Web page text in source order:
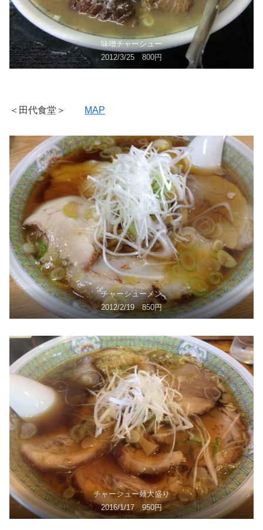
味噌チャーシュー
2012/3/25 800円
＜田代食堂＞ MAP
チャーシューメン
2012/2/19 850円
チャーシュー麺大盛り
2016/1/17 950円